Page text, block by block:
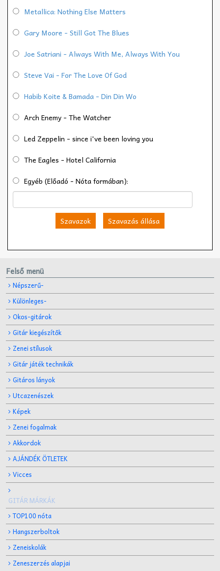
Metallica: Nothing Else Matters
Gary Moore - Still Got The Blues
Joe Satriani - Always With Me, Always With You
Steve Vai - For The Love Of God
Habib Koite & Bamada - Din Din Wo
Arch Enemy - The Watcher
Led Zeppelin - since i've been loving you
The Eagles - Hotel California
Egyéb (Előadó - Nóta formában):
Szavazok Szavazás állása
Felső menü
Népszerű-
Különleges-
Okos-gitárok
Gitár kiegészítők
Zenei stílusok
Gitár játék technikák
Gitáros lányok
Utcazenészek
Képek
Zenei fogalmak
Akkordok
AJÁNDÉK ÖTLETEK
Vicces
GITÁR MÁRKÁK
TOP100 nóta
Hangszerboltok
Zeneiskolák
Zeneszerzés alapjai